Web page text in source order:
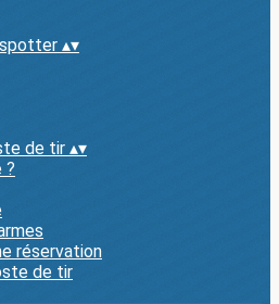
▴▾
de tir ▴▾
?
réservation
de tir